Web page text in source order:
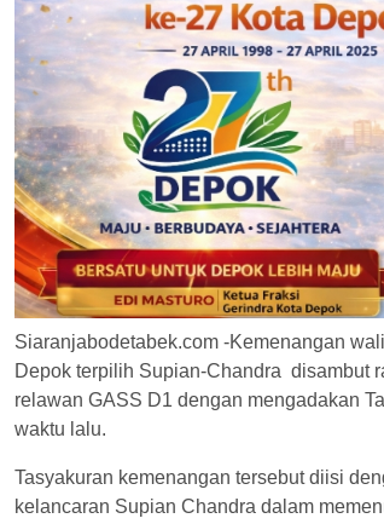
Siaranjabodetabek.com -Kemenangan
Depok terpilih Supian-Chandra disambut
relawan GASS D1 dengan mengadakan
waktu lalu.
Tasyakuran kemenangan tersebut diisi
kelancaran Supian Chandra dalam